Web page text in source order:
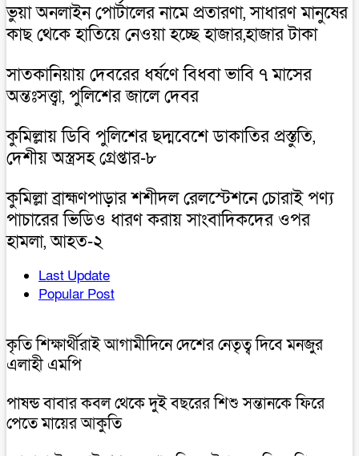
ভুয়া অনলাইন পোর্টালের নামে প্রতারণা, সাধারণ মানুষের
কাছ থেকে হাতিয়ে নেওয়া হচ্ছে হাজার,হাজার টাকা
সাতকানিয়ায় দেবরের ধর্ষণে বিধবা ভাবি ৭ মাসের
অন্তঃসত্ত্বা, পুলিশের জালে দেবর
কুমিল্লায় ডিবি পুলিশের ছদ্মবেশে ডাকাতির প্রস্তুতি,
দেশীয় অস্ত্রসহ গ্রেপ্তার-৮
কুমিল্লা ব্রাহ্মণপাড়ার শশীদল রেলস্টেশনে চোরাই পণ্য
পাচারের ভিডিও ধারণ করায় সাংবাদিকদের ওপর
হামলা, আহত-২
Last Update
Popular Post
কৃতি শিক্ষার্থীরাই আগামীদিনে দেশের নেতৃত্ব দিবে মনজুর
এলাহী এমপি
পাষন্ড বাবার কবল থেকে দুই বছরের শিশু সন্তানকে ফিরে
পেতে মায়ের আকুতি